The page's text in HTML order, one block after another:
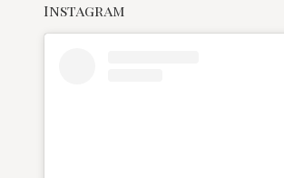
Instagram